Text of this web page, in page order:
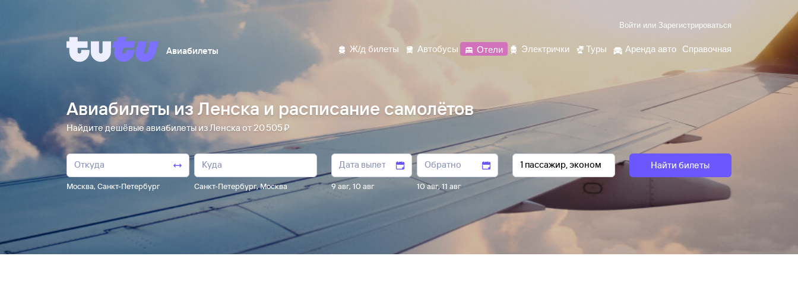
Войти или Зарегистрироваться
Авиабилеты Ж/д билеты Автобусы Отели Электрички Туры Аренда авто Справочная
Авиабилеты из Ленска и расписание самолётов
Найдите дешёвые авиабилеты из Ленска от 20 ⁠505 ⁠₽
Москва, Санкт-Петербург Санкт-Петербург,Москва 9 авг, 10 авг 10 авг,11 авг
Найти билеты